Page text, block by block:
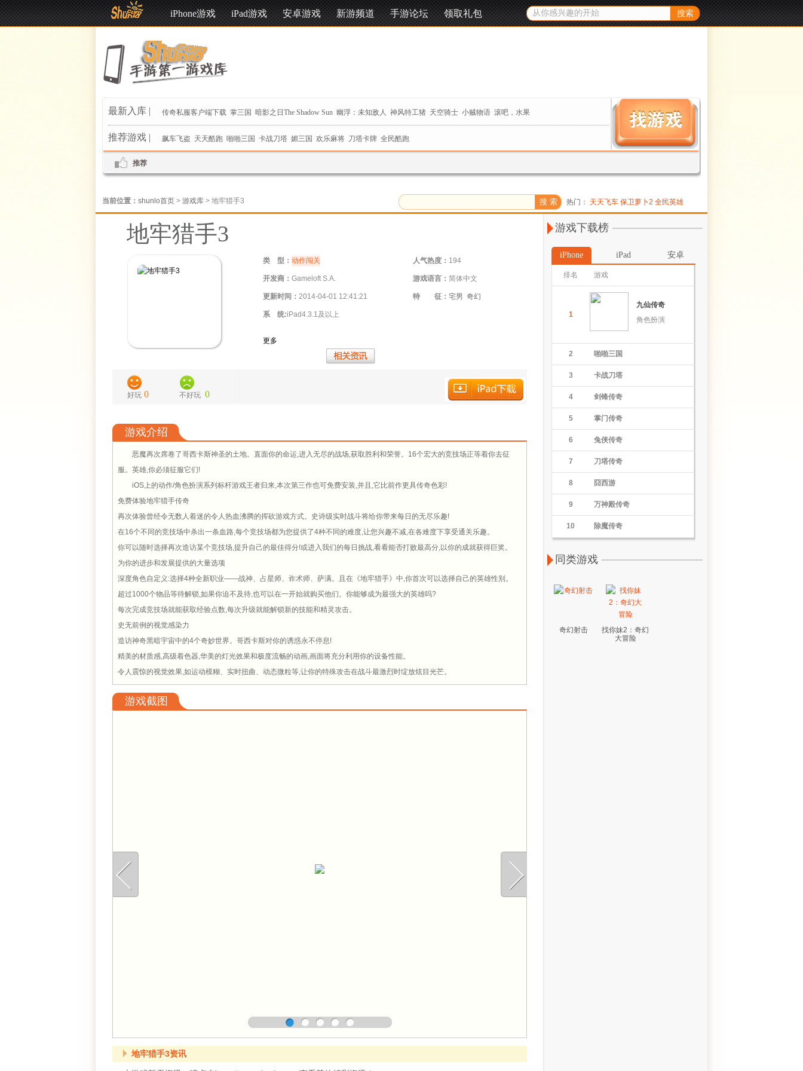
iPhone游戏 iPad游戏 安卓游戏 新游频道 手游论坛 领取礼包
最新入库 | 传奇私服客户端下载 掌三国 暗影之日The Shadow Sun 幽浮：未知敌人 神风特工猪 天空骑士 小贼物语 滚吧，水果
推荐游戏 | 飙车飞盗 天天酷跑 啪啪三国 卡战刀塔 媚三国 欢乐麻将 刀塔卡牌 全民酷跑
推荐
当前位置： shunlo首页 > 游戏库 > 地牢猎手3 热门： 天天飞车 保卫萝卜2 全民英雄
地牢猎手3
类 型： 动作闯关 人气热度： 194
开发商： Gameloft S.A. 游戏语言： 简体中文
更新时间： 2014-04-01 12:41:21 特 征： 宅男 奇幻
系 统:iPad4.3.1及以上
更多
好玩 0 不好玩 0
游戏介绍
恶魔再次席卷了哥西卡斯神圣的土地。直面你的命运,进入无尽的战场,获取胜利和荣誉。16个宏大的竞技场正等着你去征
服。英雄,你必须征服它们!
iOS上的动作/角色扮演系列标杆游戏王者归来,本次第三作也可免费安装,并且,它比前作更具传奇色彩!
免费体验地牢猎手传奇
再次体验曾经令无数人着迷的令人热血沸腾的挥砍游戏方式。史诗级实时战斗将给你带来每日的无尽乐趣!
在16个不同的竞技场中杀出一条血路,每个竞技场都为您提供了4种不同的难度,让您兴趣不减,在各难度下享受通关乐趣。
你可以随时选择再次造访某个竞技场,提升自己的最佳得分!或进入我们的每日挑战,看看能否打败最高分,以你的成就获得巨奖。
为你的进步和发展提供的大量选项
深度角色自定义:选择4种全新职业——战神、占星师、诈术师、萨满。且在《地牢猎手》中,你首次可以选择自己的英雄性别。
超过1000个物品等待解锁,如果你迫不及待,也可以在一开始就购买他们。你能够成为最强大的英雄吗?
每次完成竞技场就能获取经验点数,每次升级就能解锁新的技能和精灵攻击。
史无前例的视觉感染力
造访神奇黑暗宇宙中的4个奇妙世界。哥西卡斯对你的诱惑永不停息!
精美的材质感,高级着色器,华美的灯光效果和极度流畅的动画,画面将充分利用你的设备性能。
令人震惊的视觉效果,如运动模糊、实时扭曲、动态微粒等,让你的特殊攻击在战斗最激烈时绽放炫目光芒。
游戏截图
地牢猎手3资讯
游戏下载榜
iPhone iPad 安卓
排名 游戏
1
九仙传奇
角色扮演
2 啪啪三国
3 卡战刀塔
4 剑锋传奇
5 掌门传奇
6 兔侠传奇
7 刀塔传奇
8 囧西游
9 万神殿传奇
10 除魔传奇
同类游戏
奇幻射击
找你妹2：奇幻
大冒险